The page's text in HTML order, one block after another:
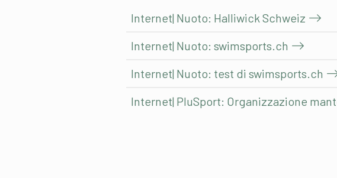
Internet| Nuoto: Halliwick Schweiz
Internet| Nuoto: swimsports.ch
Internet| Nuoto: test di swimsports.ch
Internet| PluSport: Organizzazione